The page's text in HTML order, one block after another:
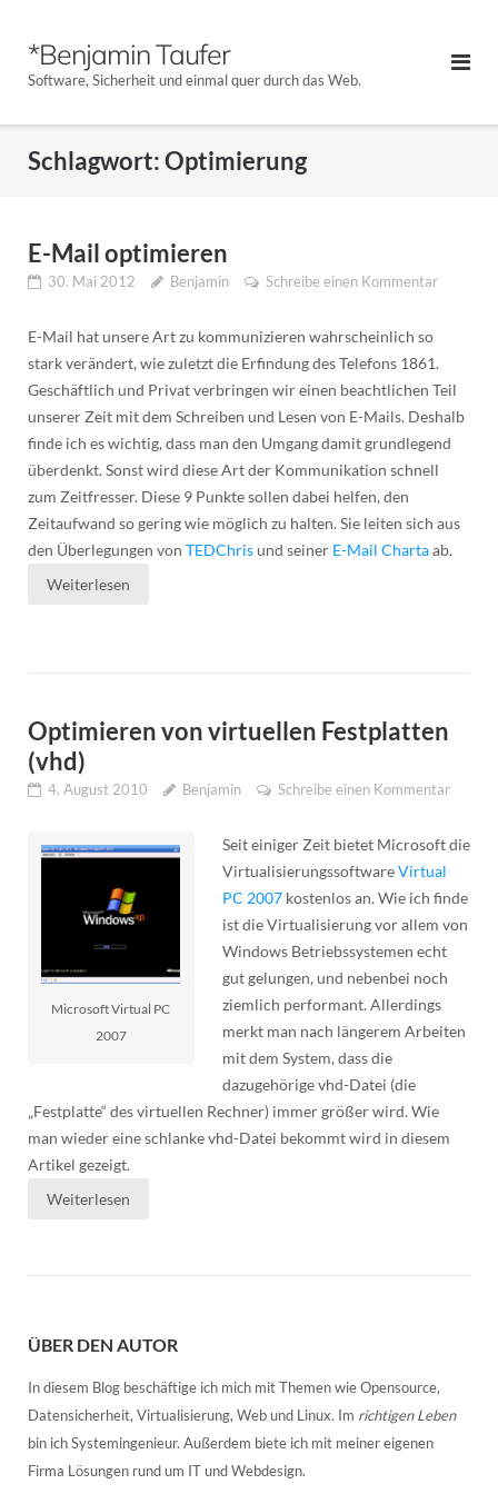
*Benjamin Taufer
Software, Sicherheit und einmal quer durch das Web.
Schlagwort:Optimierung
E-Mail optimieren
30. Mai 2012 Benjamin Schreibe einen Kommentar
E-Mail hat unsere Art zu kommunizieren wahrscheinlich so
stark verändert, wie zuletzt die Erfindung des Telefons 1861.
Geschäftlich und Privat verbringen wir einen beachtlichen Teil
unserer Zeit mit dem Schreiben und Lesen von E-Mails. Deshalb
finde ich es wichtig, dass man den Umgang damit grundlegend
überdenkt. Sonst wird diese Art der Kommunikation schnell
zum Zeitfresser. Diese 9 Punkte sollen dabei helfen, den
Zeitaufwand so gering wie möglich zu halten. Sie leiten sich aus
den Überlegungen von TEDChris und seiner E-Mail Chartaab.
Weiterlesen
Optimieren von virtuellen Festplatten
(vhd)
4. August 2010 Benjamin Schreibe einen Kommentar
Microsoft Virtual PC
2007
Seit einiger Zeit bietet Microsoft die
VirtualisierungssoftwareVirtual
PC 2007kostenlos an. Wie ich finde
ist die Virtualisierung vor allem von
Windows Betriebssystemen echt
gut gelungen, und nebenbei noch
ziemlich performant. Allerdings
merkt man nach längerem Arbeiten
mit dem System, dass die
dazugehörige vhd-Datei (die
„Festplatte“ des virtuellen Rechner) immer größer wird. Wie
man wieder eine schlanke vhd-Datei bekommt wird in diesem
Artikel gezeigt.
Weiterlesen
ÜBER DEN AUTOR
In diesem Blog beschäftige ich mich mit Themen wie Opensource,
Datensicherheit, Virtualisierung, Web und Linux. Im richtigen Leben
bin ich Systemingenieur. Außerdem biete ich mit meiner eigenen
Firma Lösungen rund um IT und Webdesign.